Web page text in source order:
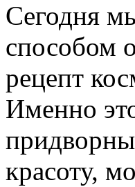
Сегодня
способом
рецепт
Именно
красоту,